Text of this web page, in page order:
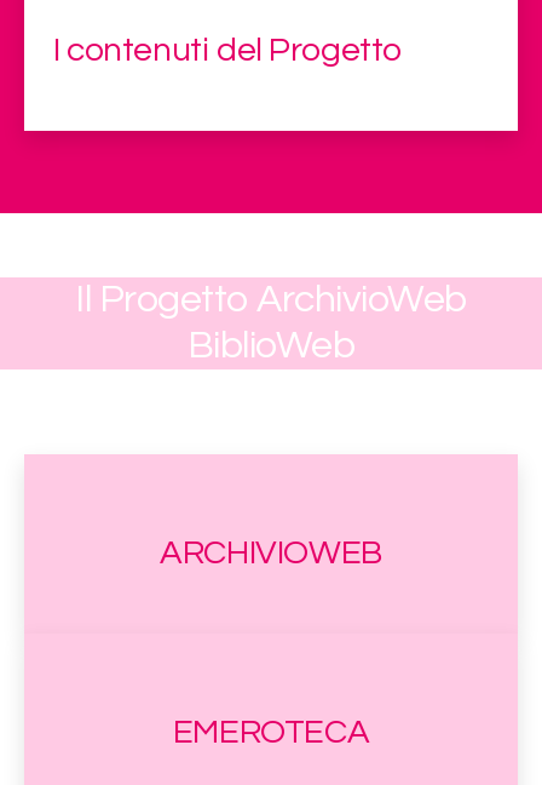
I contenuti del Progetto
Il Progetto ArchivioWeb
BiblioWeb
ARCHIVIOWEB
EMEROTECA